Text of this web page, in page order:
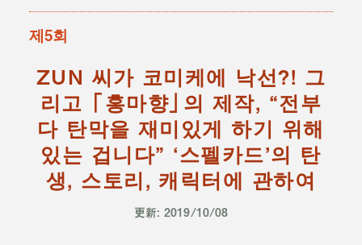
제5회
ZUN 씨가 코미케에 낙선?! 그
리고 「홍마향」의 제작, “전부
다 탄막을 재미있게 하기 위해
있는 겁니다” ‘스펠카드’의 탄
생, 스토리, 캐릭터에 관하여
更新: 2019/10/08